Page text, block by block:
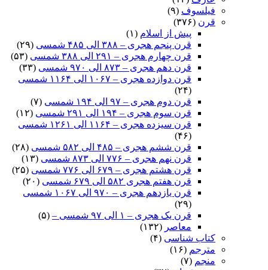
فیلسوف (۹)
قرن (۳۷۶)
پیش از اسلام (۱)
قرن پنجم هجری – ۳۸۸ الی ۴۸۵ شمسی
(۲۹)
قرن چهارم هجری – ۲۹۱ الی ۳۸۸ شمسی
(۵۳)
قرن دهم هجری – ۸۷۳ الی ۹۷۰ شمسی
(۳۳)
قرن دوازده هجری – ۱۰۶۷ الی ۱۱۶۴ شمسی
(۲۴)
قرن دوم هجری – ۹۷ الی ۱۹۴ شمسی
(۷)
قرن سوم هجری – ۱۹۴ الی ۲۹۱ شمسی
(۱۲)
قرن سیزده هجری – ۱۱۶۴ الی ۱۲۶۱ شمسی
(۴۶)
قرن ششم هجری – ۴۸۵ الی ۵۸۲ شمسی
(۲۸)
قرن نهم هجری – ۷۷۶ الی ۸۷۳ شمسی
(۱۳)
قرن هشتم هجری – ۶۷۹ الی ۷۷۶ شمسی
(۲۵)
قرن هفتم هجری ۵۸۲ الی ۶۷۹ شمسی
(۲۰)
قرن یازدهم هجری – ۹۷۰ الی ۱۰۶۷ شمسی
(۲۹)
قرن یک هجری – ۱ الی ۹۷ شمسی –
(۵)
معاصر (۱۳۲)
کتاب شناسی (۴)
مترجم (۱۶)
منجم (۷)